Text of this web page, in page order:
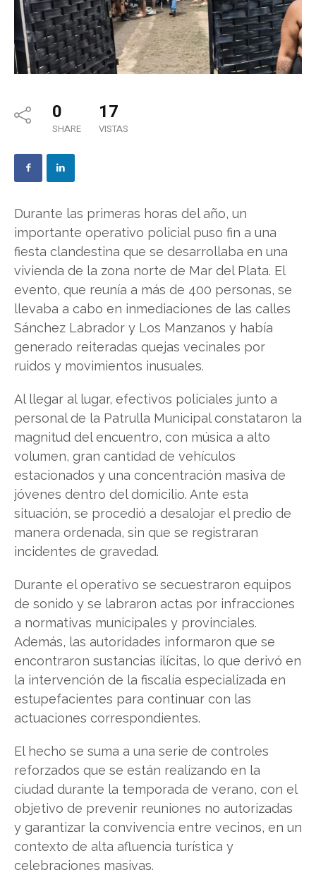
0
SHARE
17
VISTAS
Durante las primeras horas del año, un
importante operativo policial puso fin a una
fiesta clandestina que se desarrollaba en una
vivienda de la zona norte de Mar del Plata. El
evento, que reunía a más de 400 personas, se
llevaba a cabo en inmediaciones de las calles
Sánchez Labrador y Los Manzanos y había
generado reiteradas quejas vecinales por
ruidos y movimientos inusuales.
Al llegar al lugar, efectivos policiales junto a
personal de la Patrulla Municipal constataron la
magnitud del encuentro, con música a alto
volumen, gran cantidad de vehículos
estacionados y una concentración masiva de
jóvenes dentro del domicilio. Ante esta
situación, se procedió a desalojar el predio de
manera ordenada, sin que se registraran
incidentes de gravedad.
Durante el operativo se secuestraron equipos
de sonido y se labraron actas por infracciones
a normativas municipales y provinciales.
Además, las autoridades informaron que se
encontraron sustancias ilícitas, lo que derivó en
la intervención de la fiscalía especializada en
estupefacientes para continuar con las
actuaciones correspondientes.
El hecho se suma a una serie de controles
reforzados que se están realizando en la
ciudad durante la temporada de verano, con el
objetivo de prevenir reuniones no autorizadas
y garantizar la convivencia entre vecinos, en un
contexto de alta afluencia turística y
celebraciones masivas.